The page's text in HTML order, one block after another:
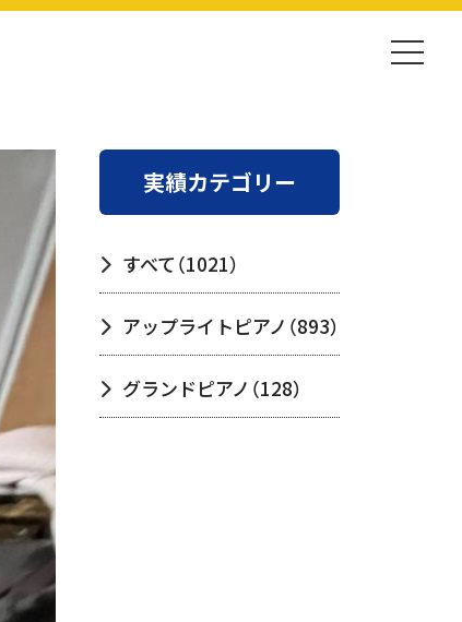
実績カテゴリー
すべて （1021）
アップライトピアノ （893）
グランドピアノ （128）